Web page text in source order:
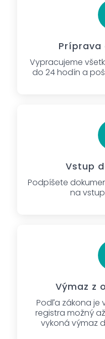
Príprava
Vypracujeme
do 24 hodín a
Vstup
Podpíšete
na
Výmaz z
Podľa zákona je
registra možný
vykoná výmaz